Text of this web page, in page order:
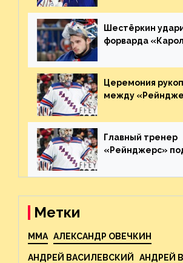
великолепную
Шестёркин
форварда
пятаке. Видео
Церемония
между
матча плей-офф.
Главный тренер
«Рейнджерс»
предстоящего
Метки
MMA АЛЕКСАНДР ОВЕЧКИН
АНДРЕЙ ВАСИЛЕВСКИЙ АНДРЕЙ